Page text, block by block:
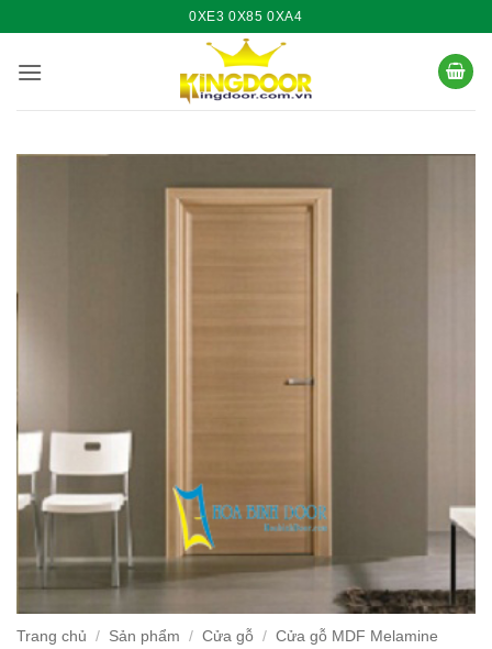
nội
0XE3 0X85 0XA4
Trang chủ / Sản phẩm / Cửa gỗ / Cửa gỗ MDF Melamine